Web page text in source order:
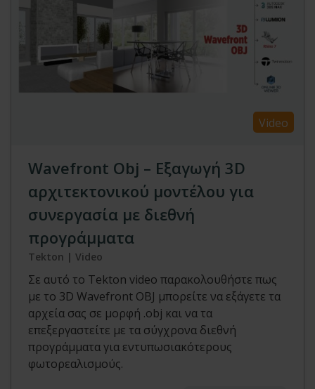
Video
Wavefront Obj – Εξαγωγή 3D
αρχιτεκτονικού μοντέλου για
συνεργασία με διεθνή
προγράμματα
Tekton | Video
Σε αυτό το Tekton video παρακολουθήστε πως
με το 3D Wavefront OBJ μπορείτε να εξάγετε τα
αρχεία σας σε μορφή .οbj και να τα
επεξεργαστείτε με τα σύγχρονα διεθνή
προγράμματα για εντυπωσιακότερους
φωτορεαλισμούς.